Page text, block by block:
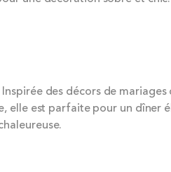
des décors de
elle est parfaite pour un dîner